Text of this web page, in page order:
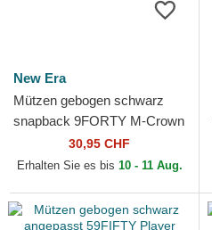
New Era
Mützen gebogen schwarz
snapback 9FORTY M-Crown
Side Script der Chicago
White Sox MLB von New Era
30,95 CHF
Erhalten Sie es bis 10 - 11 Aug.